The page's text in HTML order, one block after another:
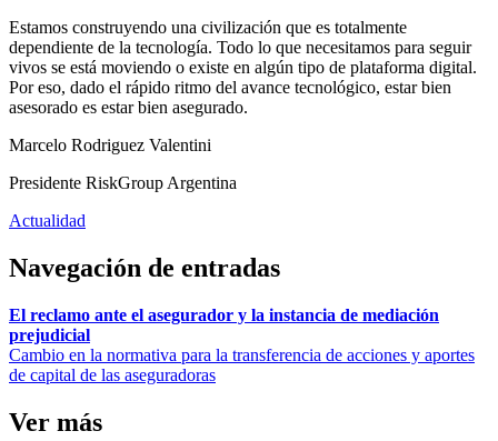
Estamos construyendo una civilización que es totalmente
dependiente de la tecnología. Todo lo que necesitamos para seguir
vivos se está moviendo o existe en algún tipo de plataforma digital.
Por eso, dado el rápido ritmo del avance tecnológico, estar bien
asesorado es estar bien asegurado.
Marcelo Rodriguez Valentini
Presidente RiskGroup Argentina
Actualidad
Navegación de entradas
El reclamo ante el asegurador y la instancia de mediación
prejudicial
Cambio en la normativa para la transferencia de acciones y aportes
de capital de las aseguradoras
Ver más